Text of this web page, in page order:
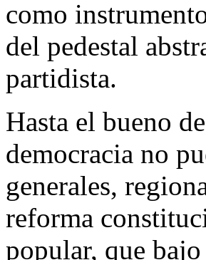
como
del pedestal
partidista.
Hasta el bueno
democracia no
generales,
reforma
popular, que